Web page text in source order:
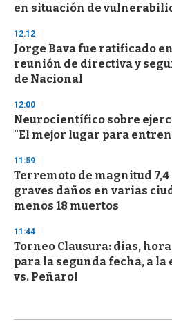
en situación de
12:12
Jorge Bava fue ratificado
reunión de directiva y
de Nacional
12:00
Neurocientífico sobre
"El mejor lugar para
11:59
Terremoto de magnitud
graves daños en varias
menos 18 muertos
11:44
Torneo Clausura: días,
para la segunda fecha, a la
vs. Peñarol